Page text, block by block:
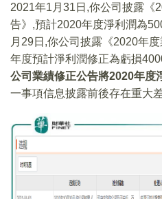
2021年1月31日,你公司披露《
告》,預計2020年度淨利潤為
月29日,你公司披露《2020年
年度預計淨利潤修正為虧損
公司業績修正公告將2020年度
一事項信息披露前後存在重大差